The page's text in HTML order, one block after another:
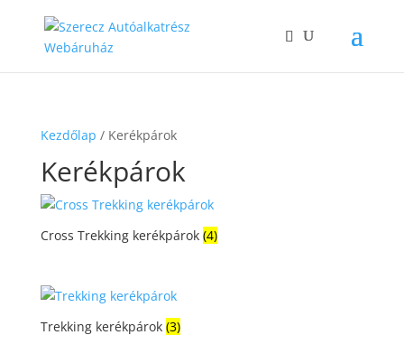
Kezdőlap / Kerékpárok
Kerékpárok
Cross Trekking kerékpárok (4)
Trekking kerékpárok (3)